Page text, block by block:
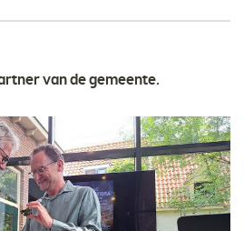
van de gemeente.